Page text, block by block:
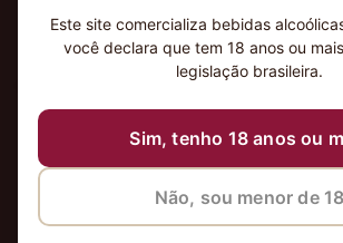
Este site comercializa bebidas
você declara que tem 18 anos ou
legislação brasileira.
Sim, tenho 18 anos ou
Não, sou menor de 18